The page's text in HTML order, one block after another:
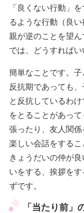
「良くない行動」
るような行動（良い
親が逆のことを望ん
では、どうすればい
簡単なことです。子
反抗期であっても
と反抗しているわ
をとることがあっ
張ったり、友人関
楽しい会話をするこ
きょうだいの仲が
いをする、挨拶を
ずです。
「当たり前」